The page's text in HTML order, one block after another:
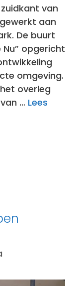
van
aan
De buurt
opgericht
omgeving.
overleg
… Lees